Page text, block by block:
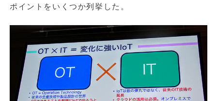
ポイントをいくつか列挙した。